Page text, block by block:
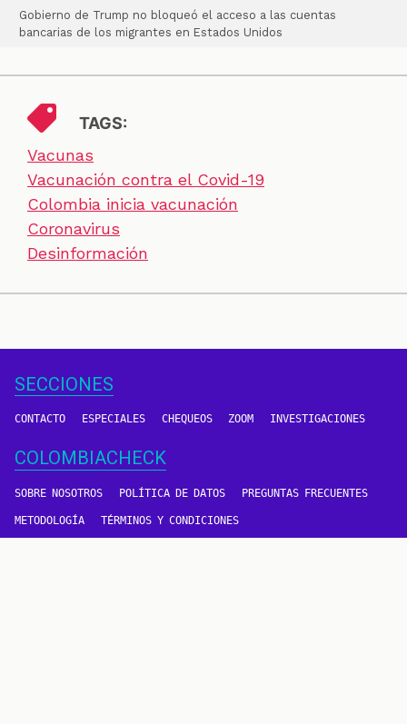
Gobierno de Trump no bloqueó el acceso a las cuentas
bancarias de los migrantes en Estados Unidos
TAGS:
Vacunas
Vacunación contra el Covid-19
Colombia inicia vacunación
Coronavirus
Desinformación
SECCIONES
CONTACTO ESPECIALES CHEQUEOS ZOOM INVESTIGACIONES
COLOMBIACHECK
SOBRE NOSOTROS POLÍTICA DE DATOS PREGUNTAS FRECUENTES
METODOLOGÍA TÉRMINOS Y CONDICIONES